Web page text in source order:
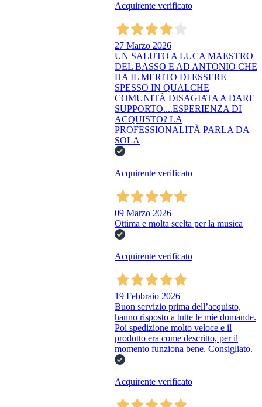
Acquirente verificato
27 Marzo 2026
UN SALUTO A LUCA MAESTRO
DEL BASSO E AD ANTONIO CHE
HA IL MERITO DI ESSERE
SPESSO IN QUALCHE
COMUNITÀ DISAGIATA A DARE
SUPPORTO....ESPERIENZA DI
ACQUISTO? LA
PROFESSIONALITÀ PARLA DA
SOLA
Acquirente verificato
09 Marzo 2026
Ottima e molta scelta per la musica
Acquirente verificato
19 Febbraio 2026
Buon servizio prima dell’acquisto,
hanno risposto a tutte le mie domande.
Poi spedizione molto veloce e il
prodotto era come descritto, per il
momento funziona bene. Consigliato.
Acquirente verificato